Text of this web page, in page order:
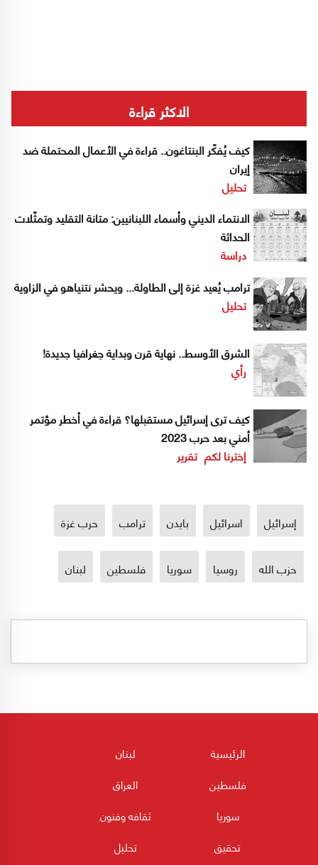
الاكثر قراءة
كيف يُفكّر البنتاغون.. قراءة في الأعمال المحتملة ضد
إيران
تحليل
الانتماء الديني وأسماء اللبنانيين: متانة التقليد وتمثّلات
الحداثة
دراسة
ترامب يُعيد غزة إلى الطاولة... ويحشر نتنياهو في الزاوية
تحليل
الشرق الأوسط.. نهاية قرن وبداية جغرافيا جديدة!
رأي
كيف ترى إسرائيل مستقبلها؟ قراءة في أخطر مؤتمر
أمني بعد حرب 2023
إخترنا لكم تقرير
إسرائيل اسرائيل بايدن ترامب حرب غزة
حزب الله روسيا سوريا فلسطين لبنان
الرئيسية
لبنان
فلسطين
العراق
سوريا
ثقافه وفنون
تحقيق
تحليل